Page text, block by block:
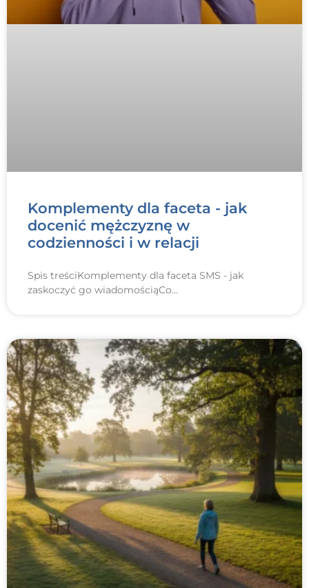
Komplementy dla faceta - jak
docenić mężczyznę w
codzienności i w relacji
Spis treściKomplementy dla faceta SMS - jak
zaskoczyć go wiadomościąCo